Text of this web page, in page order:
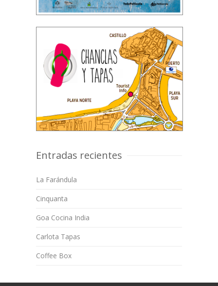
Entradas recientes
La Farándula
Cinquanta
Goa Cocina India
Carlota Tapas
Coffee Box